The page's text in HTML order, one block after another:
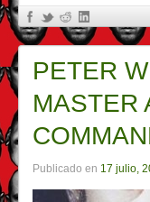
PETER
MASTER
Publicado en 17 julio,